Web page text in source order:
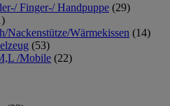
Finger-/ Handpuppe (29)
Nackenstütze/Wärmekissen (14)
(53)
/Mobile (22)